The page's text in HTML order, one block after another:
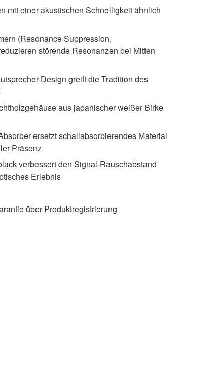
mit einer akustischen Schnelligkeit ähnlich
(Resonance Suppression,
störende Resonanzen bei Mitten
Design greift die Tradition des
aus japanischer weißer Birke
ersetzt schallabsorbierendes Material
Präsenz
verbessert den Signal-Rauschabstand
Erlebnis
über Produktregistrierung